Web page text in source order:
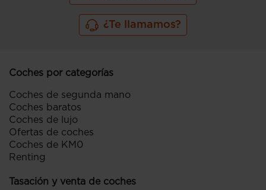
¿Te llamamos?
Coches por categorías
Coches de segunda mano
Coches baratos
Coches de lujo
Ofertas de coches
Coches de KM0
Renting
Tasación y venta de coches